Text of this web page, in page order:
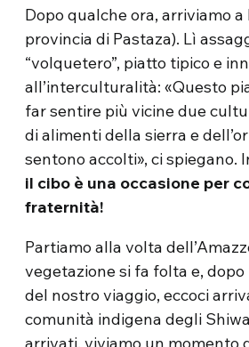
Dopo qualche ora, arriviamo a
provincia di Pastaza). Lì
“volquetero”, piatto tipico e
all’interculturalità: «Questo
far sentire più vicine due
di alimenti della sierra e
sentono accolti», ci spiegano.
il cibo è una occasione per
fraternità!
Partiamo alla volta
vegetazione si fa folta e, dopo
del nostro viaggio, eccoci
comunità indigena degli